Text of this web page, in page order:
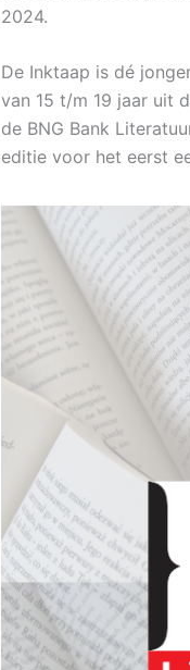
2024.
De Inktaap is dé
van 15 t/m 19 jaar uit
de BNG Bank
editie voor het eerst